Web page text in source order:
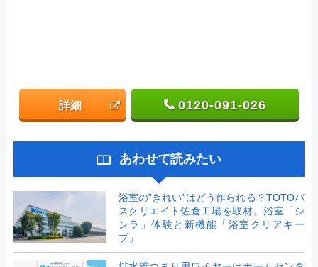
詳細 0120-091-026
あわせて読みたい
浴室の”きれい”はどう作られる？TOTOバ
スクリエイト佐倉工場を取材。浴室「シ
ンラ」体験と新機能「浴室クリアキー
プ」